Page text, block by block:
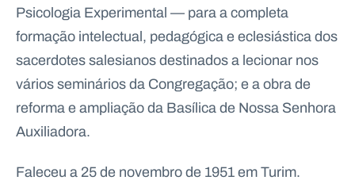
Psicologia Experimental — para a completa
formação intelectual, pedagógica e eclesiástica dos
sacerdotes salesianos destinados a lecionar nos
vários seminários da Congregação; e a obra de
reforma e ampliação da Basílica de Nossa Senhora
Auxiliadora.
Faleceu a 25 de novembro de 1951 em Turim.